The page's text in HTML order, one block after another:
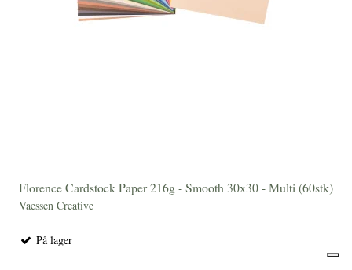
Florence Cardstock Paper 216g - Smooth 30x30 - Multi (60stk)
Vaessen Creative
På lager